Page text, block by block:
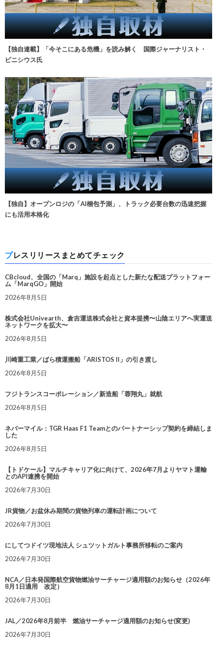
【独自連載】「今そこにある危機」を読み解く 国際ジャーナリスト・
ビニシウス氏
【独自】オープンロジの「AI梱包予測」、トラック必要台数の迅速把握
にも活用本格化
プレスリリースまとめてチェック
CBcloud、全国の「Marq」施設を起点とした新たな配送プラットフォー
ム「MarqGO」開始
2026年8月5日
株式会社Univearth、倉吉運送株式会社と資本提携〜山陰エリアへ実運送
ネットワークを拡大〜
2026年8月5日
川崎重工業／ばら積運搬船「ARISTOS II」の引き渡し
2026年8月5日
フジトランスコーポレーション／新造船「蓉翔丸」就航
2026年8月5日
ネバーマイル：TGR Haas F1 Teamとのパートナーシップ契約を締結しま
した
2026年8月5日
【トドケール】マルチキャリア化に向けて、2026年7月よりヤマト運輸
とのAPI連携を開始
2026年7月30日
JR貨物／お盆休み期間の貨物列車の運転計画について
2026年7月30日
にしてつドイツ現地法人 シュツットガルト事務所移転のご案内
2026年7月30日
NCA／日本発国際航空貨物燃油サーチャージ適用額のお知らせ（2026年
8月1日適用 改定）
2026年7月30日
JAL／2026年8月前半 燃油サーチャージ適用額のお知らせ(変更)
2026年7月30日